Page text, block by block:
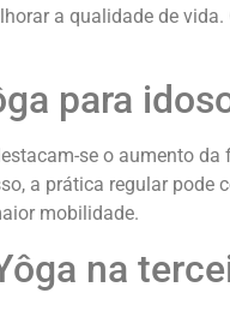
a qualidade de
para
se o aumento
a prática regular
mobilidade.
na